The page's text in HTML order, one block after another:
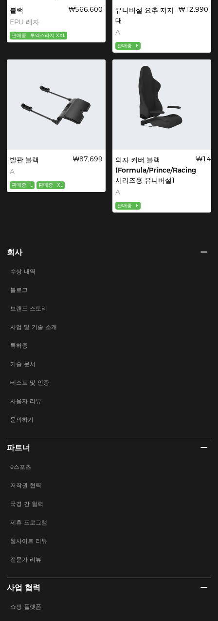
블랙
EPU 레자
₩566,600
판매중 투엑스라지 XXL
유니버설 요추 지지
대
A
₩12,990
판매중 F
발판 블랙
A
₩87,699
판매중 L 판매중 XL
의자 커버 블랙
(Formula/Prince/Racing
시리즈용 유니버설)
A
판매중 F
회사
수상 내역
블로그
브랜드 스토리
사업 및 기술 소개
특허증
기술 문서
테스트 및 인증
사용자 리뷰
문의하기
파트너
e스포츠
저작권 협력
국경 간 협력
제휴 프로그램
웹사이트 리뷰
전문가 리뷰
사업 협력
쇼핑 플랫폼